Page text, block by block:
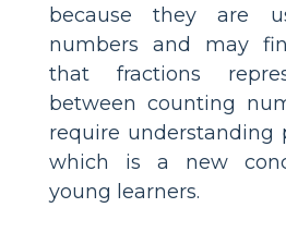
because they are
numbers and may
that fractions
between counting
require understanding
which is a new
young learners.